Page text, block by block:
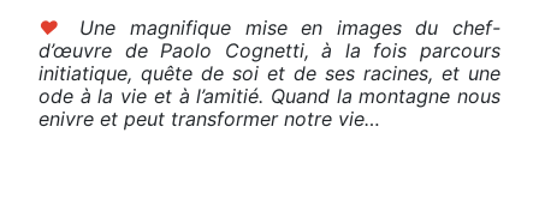
♥
Une magnifique mise en images du chef-
d’œuvre de Paolo Cognetti, à la fois parcours
initiatique, quête de soi et de ses racines, et une
ode à la vie et à l’amitié. Quand la montagne nous
enivre et peut transformer notre vie…